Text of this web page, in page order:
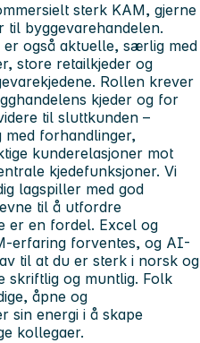
sterk KAM, gjerne
byggevarehandelen.
også aktuelle, særlig med
store retailkjeder og
Rollen krever
kjeder og for
til sluttkunden –
med forhandlinger,
kunderelasjoner mot
kjedefunksjoner. Vi
lagspiller med god
til å utfordre
er en fordel. Excel og
erfaring forventes, og AI-
til at du er sterk i norsk og
skriftlig og muntlig. Folk
åpne og
sin energi i å skape
kollegaer.